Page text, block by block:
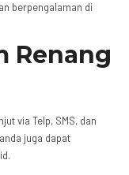
berpengalaman di
Renang
via Telp, SMS, dan
juga dapat